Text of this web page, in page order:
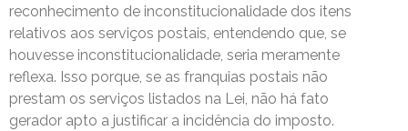
reconhecimento de inconstitucionalidade dos itens
relativos aos serviços postais, entendendo que, se
houvesse inconstitucionalidade, seria meramente
reflexa. Isso porque, se as franquias postais não
prestam os serviços listados na Lei, não há fato
gerador apto a justificar a incidência do imposto.